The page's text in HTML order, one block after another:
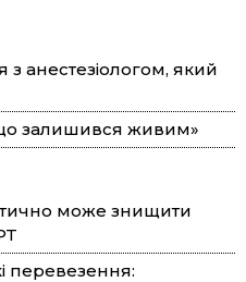
з анестезіологом, який
залишився живим»
може знищити
перевезення: